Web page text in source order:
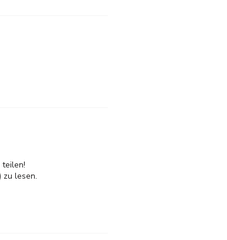
lesen.